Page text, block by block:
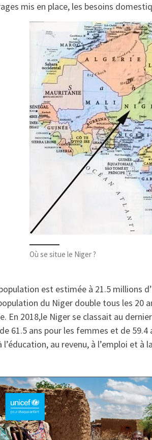
mis en place, les besoins
Où se situe le Niger ?
est estimée à 21.5 millions
du Niger double tous les
En 2018,le Niger se classait au
61.5 ans pour les femmes et de
au revenu, à l’emploi et